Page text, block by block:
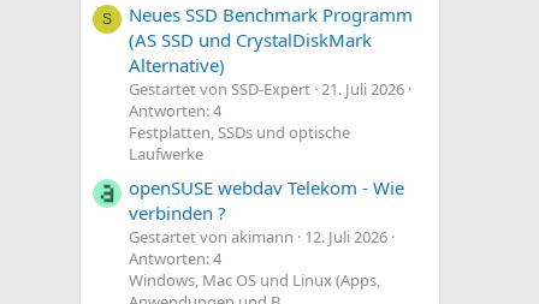
S
Neues SSD Benchmark Programm
(AS SSD und CrystalDiskMark
Alternative)
Gestartet von SSD-Expert 21. Juli 2026
Antworten: 4
Festplatten, SSDs und optische
Laufwerke
openSUSE webdav Telekom - Wie
verbinden ?
Gestartet von akimann
12. Juli 2026
Antworten: 4
Windows, Mac OS und Linux (Apps,